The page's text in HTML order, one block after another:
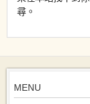
尋。
MENU